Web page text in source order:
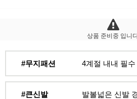
상품 준비중 입니
#무지패션 4계절 내내 필수
#큰신발 발볼넓은 신발